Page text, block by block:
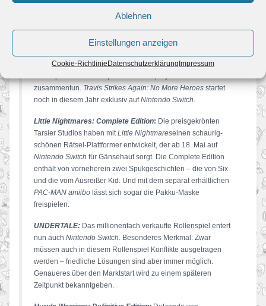
Ablehnen
Einstellungen anzeigen
Cookie-RichtlinieDatenschutzerklärungImpressum
Travis Strikes Again: No More Heroes:Wenn Travis
Touchdown die Spielewelt betritt, sollte man sich auf Randale
epischen Ausmaßes gefasst machen. Die jüngste Folge der
No More Heroes-Reihe umfasst nicht weniger als
Puzzle-Spiel. Mit je einem Joy-Con gewappnet, können sich
zusammentun. Travis Strikes Again: No More Heroes startet
noch in diesem Jahr exklusiv aufNintendo Switch.
Little Nightmares: Complete Edition: Die preisgekrönten
Tarsier Studios haben mitLittle Nightmareseinen schaurig-
schönen Rätsel-Plattformer entwickelt, der ab 18. Mai auf
Nintendo Switch für Gänsehaut sorgt. Die Complete Edition
enthält von vorneherein zwei Spukgeschichten – die von Six
und die vom Ausreißer Kid. Und mit dem separat erhältlichen
PAC-MAN amiibo lässt sich sogar die Pakku-Maske
freispielen.
UNDERTALE: Das millionenfach verkaufte Rollenspiel entert
nun auch Nintendo Switch. Besonderes Merkmal: Zwar
müssen auch in diesem Rollenspiel Konflikte ausgetragen
werden – friedliche Lösungen sind aber immer möglich.
Genaueres über den Marktstart wird zu einem späteren
Zeitpunkt bekanntgeben.